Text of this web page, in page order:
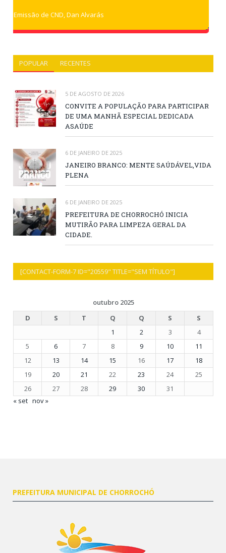
Emissão de CND, Dan Alvarás
POPULAR RECENTES
5 DE AGOSTO DE 2026
CONVITE A POPULAÇÃO PARA PARTICIPAR
DE UMA MANHÃ ESPECIAL DEDICADA
ASAÚDE
6 DE JANEIRO DE 2025
JANEIRO BRANCO: MENTE SAÚDÁVEL,VIDA
PLENA
6 DE JANEIRO DE 2025
PREFEITURA DE CHORROCHÓ INICIA
MUTIRÃO PARA LIMPEZA GERAL DA
CIDADE.
[CONTACT-FORM-7 ID="20559" TITLE="SEM TÍTULO"]
outubro 2025
D
S T Q Q S
S
1
2 3
4
5
6 7 8 9 10
11
12
13 14 15 16 17
18
19
20 21 22 23 24
25
26
27 28 29 30
31
« set nov »
PREFEITURA MUNICIPAL DE CHORROCHÓ